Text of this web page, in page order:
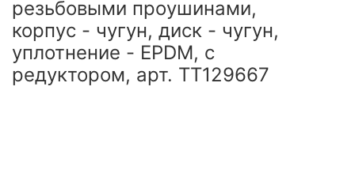
резьбовыми проушинами,
корпус - чугун, диск - чугун,
уплотнение - EPDM, с
редуктором, арт. ТТ129667